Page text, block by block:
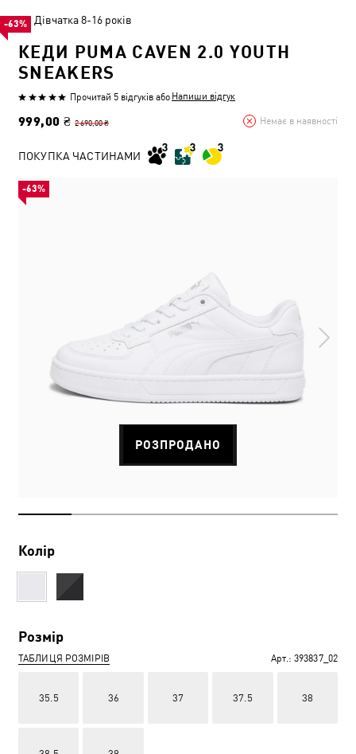
Дівчатка 8-16 років
КЕДИ PUMA CAVEN 2.0 YOUTH
SNEAKERS
Прочитай 5 відгуків або Напиши відгук
999,00 ₴ 2 690,00 ₴ Немає в наявності
-63%
ПОКУПКА ЧАСТИНАМИ
РОЗПРОДАНО
Колір
Розмір
ТАБЛИЦЯ РОЗМІРІВ Арт.: 393837_02
35.5 36 37 37.5 38
-63%